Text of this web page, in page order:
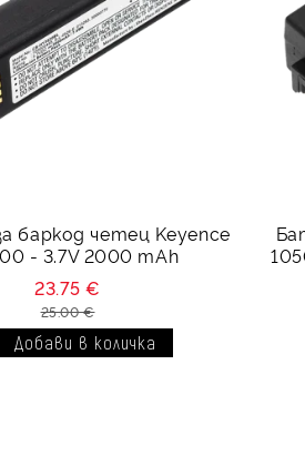
баркод четец Keyence
- 3.7V 2000 mAh
23.75 €
25.00 €